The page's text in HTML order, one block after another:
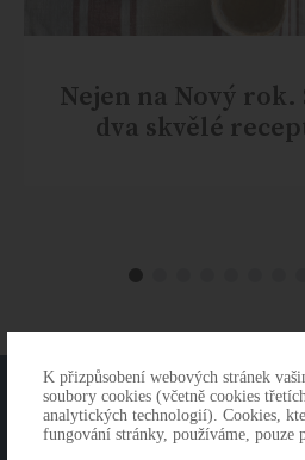
Nejen na Nový rok.
dva skvělé
O NÁS
K přizpůsobení webových stránek
soubory cookies (včetně cookies
analytických technologií). Cookies,
fungování stránky, používáme, pouze